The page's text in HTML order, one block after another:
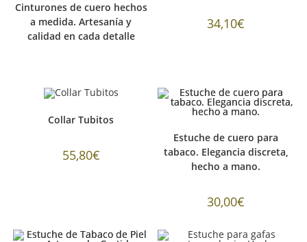
Cinturones de cuero hechos
a medida. Artesanía y
calidad en cada detalle
34,10€
Collar Tubitos
55,80€
Estuche de cuero para
tabaco. Elegancia discreta,
hecho a mano.
30,00€